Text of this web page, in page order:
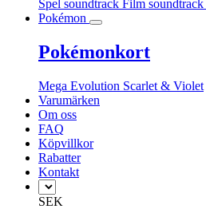
Spel soundtrack Film soundtrack
Pokémon
Pokémonkort
Mega Evolution Scarlet & Violet
Varumärken
Om oss
FAQ
Köpvillkor
Rabatter
Kontakt
SEK